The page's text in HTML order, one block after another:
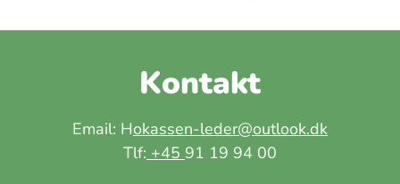
Kontakt
Email: Hokassen-leder@outlook.dk
Tlf: +45 91 19 94 00